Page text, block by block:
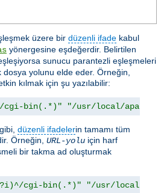
üzere bir düzenli ifade kabul
yönergesine eşdeğerdir. Belirtilen
sunucu parantezli eşleşmeleri
yolunu elde eder. Örneğin,
kılmak için şu yazılabilir:
cgi-bin(.*)" "/usr/local/apache/
düzenli ifadelerin tamamı tüm
Örneğin, URL-yolu için harf
bir takma ad oluşturmak
cgi-bin(.*)" "/usr/local/